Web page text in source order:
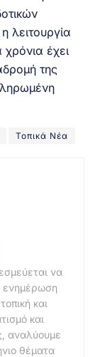
λειτουργία
έχει
της
Τοπικά Νέα
να
ενημέρωση
και
και
αναλύουμε
θέματα